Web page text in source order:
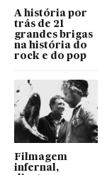
A história por
trás de 21
grandes brigas
na história do
rock e do pop
Filmagem
infernal,